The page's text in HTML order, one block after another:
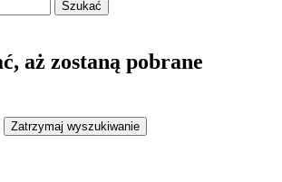
aż zostaną pobrane
Zatrzymaj wyszukiwanie